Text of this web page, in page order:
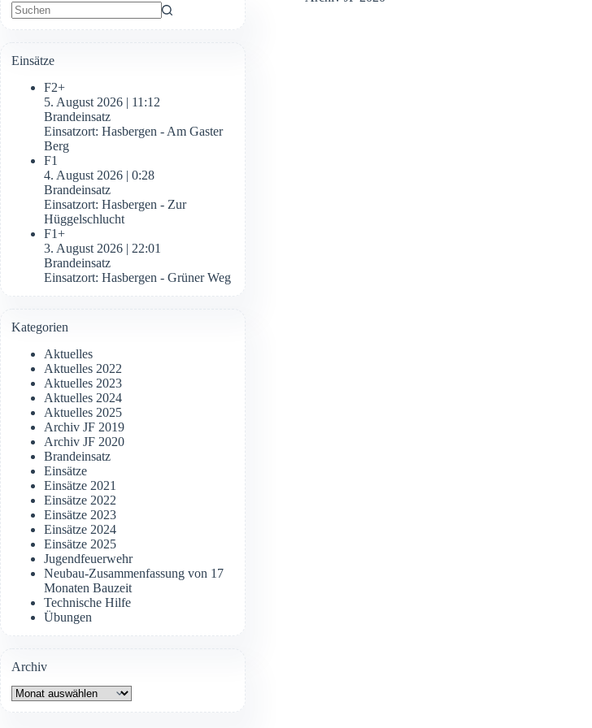
Einsätze
F2+
5. August 2026 | 11:12
Brandeinsatz
Einsatzort: Hasbergen - Am Gaster
Berg
F1
4. August 2026 | 0:28
Brandeinsatz
Einsatzort: Hasbergen - Zur
Hüggelschlucht
F1+
3. August 2026 | 22:01
Brandeinsatz
Einsatzort: Hasbergen - Grüner Weg
Kategorien
Aktuelles
Aktuelles 2022
Aktuelles 2023
Aktuelles 2024
Aktuelles 2025
Archiv JF 2019
Archiv JF 2020
Brandeinsatz
Einsätze
Einsätze 2021
Einsätze 2022
Einsätze 2023
Einsätze 2024
Einsätze 2025
Jugendfeuerwehr
Neubau-Zusammenfassung von 17
Monaten Bauzeit
Technische Hilfe
Übungen
Archiv
Archiv